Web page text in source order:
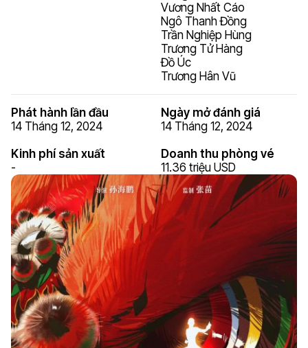
Vương Nhất Cáo
Ngô Thanh Đồng
Trần Nghiệp Hùng
Trương Tử Hàng
Đồ Úc
Trương Hân Vũ
Phát hành lần đầu
14 Tháng 12, 2024
Ngày mở đánh giá
14 Tháng 12, 2024
Kinh phí sản xuất
-
Doanh thu phòng vé
11.36 triệu USD